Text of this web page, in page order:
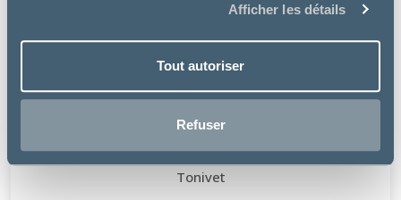
Afficher les détails
Tout autoriser
Refuser
Tonivet